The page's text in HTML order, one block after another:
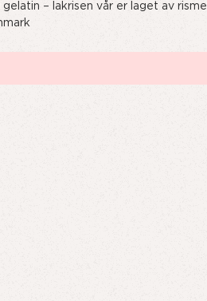
– lakrisen vår er laget av rismel